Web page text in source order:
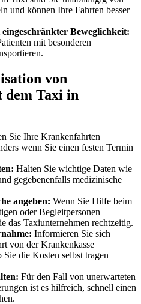
und können Ihre Fahrten besser
Beweglichkeit:
mit besonderen
von
Taxi in
Sie Ihre Krankenfahrten
wenn Sie einen festen Termin
Halten Sie wichtige Daten wie
gegebenenfalls medizinische
angeben: Wenn Sie Hilfe beim
oder Begleitpersonen
das Taxiunternehmen rechtzeitig.
Informieren Sie sich
von der Krankenkasse
die Kosten selbst tragen
Für den Fall von unerwarteten
ist es hilfreich, schnell einen